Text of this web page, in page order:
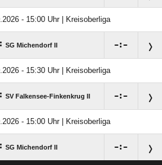
- 15:00 Uhr | Kreisoberliga
: SG Michendorf II :
- 15:30 Uhr | Kreisoberliga
: SV Falkensee-Finkenkrug II :
- 15:00 Uhr | Kreisoberliga
: SG Michendorf II :